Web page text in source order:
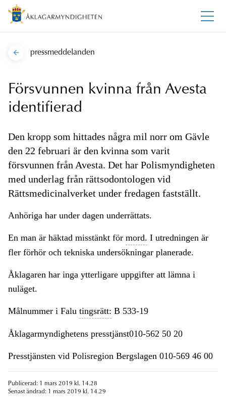
pressmeddelanden
Försvunnen kvinna från Avesta
identifierad
Den kropp som hittades några mil norr om Gävle
den 22 februari är den kvinna som varit
försvunnen från Avesta. Det har Polismyndigheten
med underlag från rättsodontologen vid
Rättsmedicinalverket under fredagen fastställt.
Anhöriga har under dagen underrättats.
En man är häktad misstänkt för mord. I utredningen är
fler förhör och tekniska undersökningar planerade.
Åklagaren har inga ytterligare uppgifter att lämna i
nuläget.
Målnummer i Falu tingsrätt: B 533-19
Åklagarmyndighetens presstjänst010-562 50 20
Presstjänsten vid Polisregion Bergslagen 010-569 46 00
Publicerad: 1 mars 2019 kl. 14.28
Senast ändrad: 1 mars 2019 kl. 14.29